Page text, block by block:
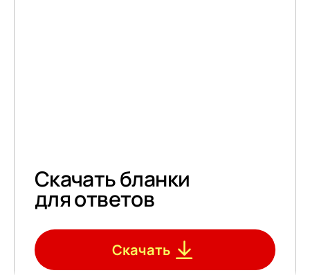
Скачать бланки
для ответов
Скачать